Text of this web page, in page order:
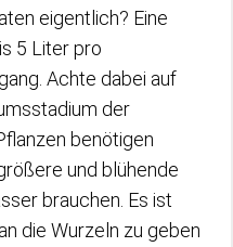
eigentlich? Eine
5 Liter pro
Achte dabei auf
der
benötigen
und blühende
brauchen. Es ist
die Wurzeln zu geben